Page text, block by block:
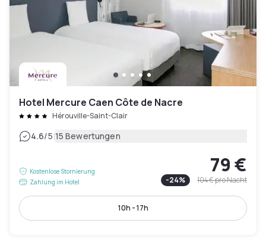
Hotel Mercure Caen Côte de Nacre
Hérouville-Saint-Clair
4.6/5|15 Bewertungen
Kostenlose Stornierung
Zahlung im Hotel
79 €
-24% 104 €pro Nacht
10h - 17h